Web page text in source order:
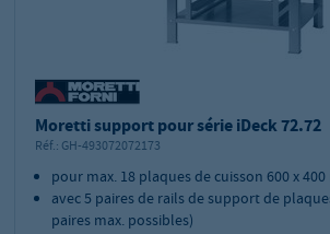
Moretti support pour série iDeck 72.72
Réf.: GH-493072072173
pour max. 18 plaques de cuisson 600 x
avec 5 paires de rails de support de
paires max. possibles)